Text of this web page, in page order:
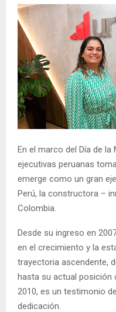
En el marco del Día de la
ejecutivas peruanas
emerge como un gran
Perú, la constructora –
Colombia.
Desde su ingreso en
en el crecimiento y la
trayectoria ascendente,
hasta su actual posición
2010, es un testimonio
dedicación.